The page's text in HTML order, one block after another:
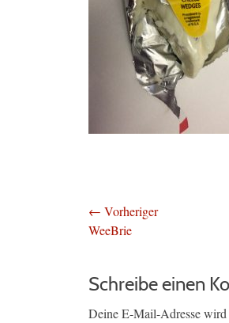
← Vorheriger
Vorheriger
WeeBrie
Schreibe einen
Deine E-Mail-Adresse